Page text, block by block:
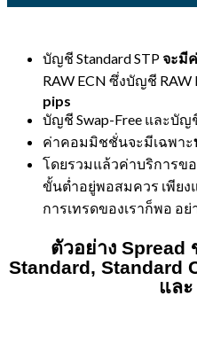
บัญชี Standard STPจะมี
RAW ECN ซึ่งบัญชี RAW
pips
บัญชี Swap-Free และบัญ
ค่าคอมมิชชั่นจะมีเฉพาะ
โดยรวมแล้วค่าบริการข
ขั้นต่ำอยู่พอสมควร เพียง
การเทรดของเราก็พอ อ
ตัวอย่าง Spread
Standard, Standard
และ